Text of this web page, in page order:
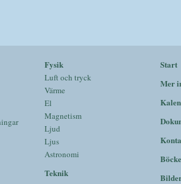
Fysik
Luft och tryck
Värme
El
Magnetism
Ljud
Ljus
Astronomi
Teknik
Start
Mer